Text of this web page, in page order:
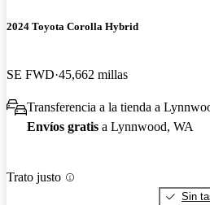
2024 Toyota Corolla Hybrid
SE FWD 45,662 millas
Transferencia a la tienda a
Envíos gratis a Lynnwood, WA
Trato justo
Sin